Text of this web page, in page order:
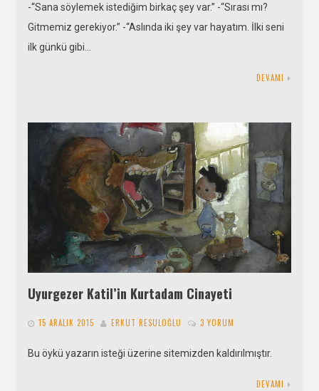
-“Sana söylemek istediğim birkaç şey var.” -“Sırası mı?
Gitmemiz gerekiyor.” -“Aslında iki şey var hayatım. İlki seni
ilk günkü gibi…
DEVAMI
Uyurgezer Katil’in Kurtadam Cinayeti
15 ARALIK 2015 ERKUT RESULOĞLU 3 YORUM
Bu öykü yazarın isteği üzerine sitemizden kaldırılmıştır.
DEVAMI